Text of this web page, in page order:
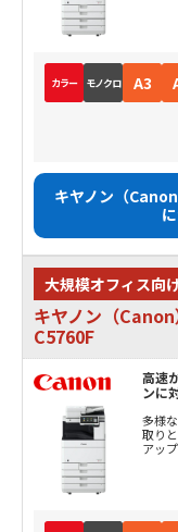
カラー モノクロ A3
キヤノン（
大規模オフィス向
キヤノン（
C5760F
高速
ンに
多様
取り
アッ